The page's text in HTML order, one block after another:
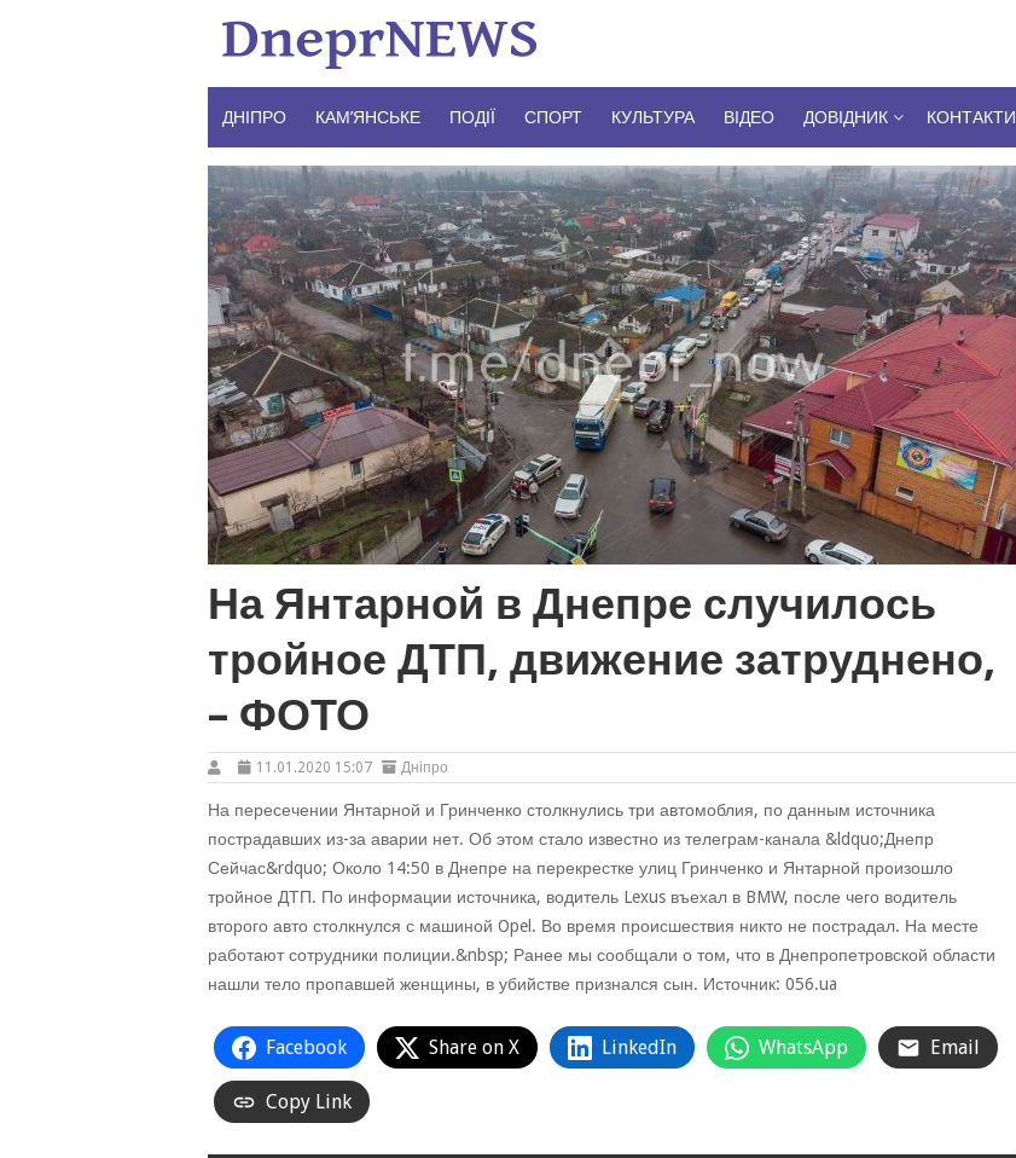
ДНІПРО КАМ’ЯНСЬКЕ ПОДІЇ СПОРТ КУЛЬТУРА ВІДЕО ДОВІДНИК КОНТАКТИ
На Янтарной в Днепре случилось
тройное ДТП, движение затруднено,
– ФОТО
11.01.2020 15:07 Дніпро
На пересечении Янтарной и Гринченко столкнулись три автомоблия, по данным источника
пострадавших из-за аварии нет. Об этом стало известно из телеграм-канала &ldquo;Днепр
Сейчас&rdquo; Около 14:50 в Днепре на перекрестке улиц Гринченко и Янтарной произошло
тройное ДТП. По информации источника, водитель Lexus въехал в BMW, после чего водитель
второго авто столкнулся с машиной Opel. Во время происшествия никто не пострадал. На месте
работают сотрудники полиции.&nbsp; Ранее мы сообщали о том, что в Днепропетровской области
нашли тело пропавшей женщины, в убийстве признался сын. Источник: 056.ua
Facebook Share on X LinkedIn WhatsApp Email
Copy Link